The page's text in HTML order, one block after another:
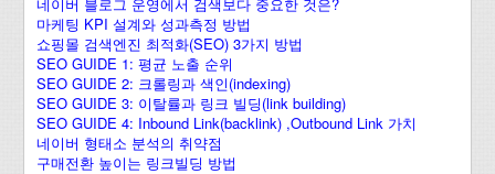
마케팅 KPI 설계와 성과측정 방법
쇼핑몰 검색엔진 최적화(SEO) 3가지 방법
SEO GUIDE 1: 평균 노출 순위
SEO GUIDE 2: 크롤링과 색인(indexing)
SEO GUIDE 3: 이탈률과 링크 빌딩(link building)
SEO GUIDE 4: Inbound Link(backlink) ,Outbound Link 가치
네이버 형태소 분석의 취약점
구매전환 높이는 링크빌딩 방법